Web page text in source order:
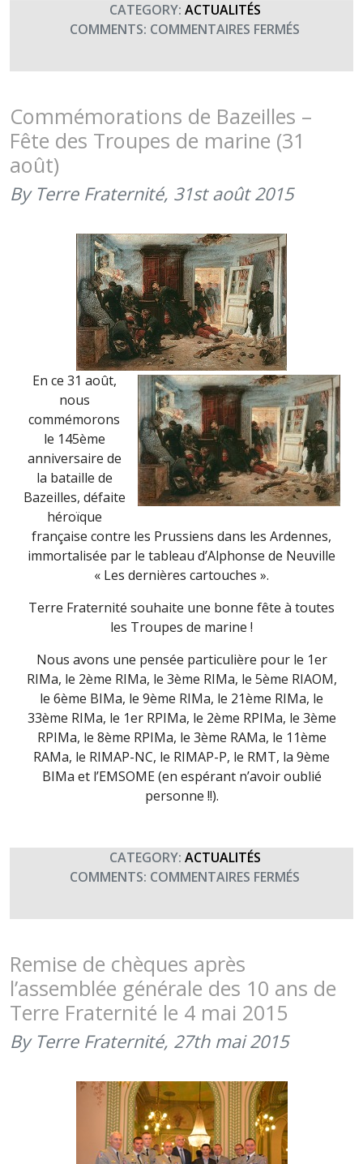
CATEGORY: ACTUALITÉS
COMMENTS: COMMENTAIRES FERMÉS
FÊTE
MARINE
Commémorations de Bazeilles –
Fête des Troupes de marine (31
août)
By Terre Fraternité, 31st août 2015
En ce 31 août,
nous
commémorons
le 145ème
anniversaire de
la bataille de
Bazeilles, défaite
héroïque
française contre les Prussiens dans les Ardennes,
immortalisée par le tableau d’Alphonse de Neuville
« Les dernières cartouches ».
Terre Fraternité souhaite une bonne fête à toutes
les Troupes de marine !
Nous avons une pensée particulière pour le 1er
RIMa, le 2ème RIMa, le 3ème RIMa, le 5ème RIAOM,
le 6ème BIMa, le 9ème RIMa, le 21ème RIMa, le
33ème RIMa, le 1er RPIMa, le 2ème RPIMa, le 3ème
RPIMa, le 8ème RPIMa, le 3ème RAMa, le 11ème
RAMa, le RIMAP-NC, le RIMAP-P, le RMT, la 9ème
BIMa et l’EMSOME (en espérant n’avoir oublié
personne !!).
CATEGORY: ACTUALITÉS
COMMENTS: COMMENTAIRES FERMÉS
DE
DES
Remise de chèques après
l’assemblée générale des 10 ans de
Terre Fraternité le 4 mai 2015
By Terre Fraternité, 27th mai 2015